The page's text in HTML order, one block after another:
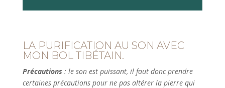
LA PURIFICATION AU SON AVEC
MON BOL TIBÉTAIN.
Précautions : le son est puissant, il faut donc prendre
certaines précautions pour ne pas altérer la pierre qui